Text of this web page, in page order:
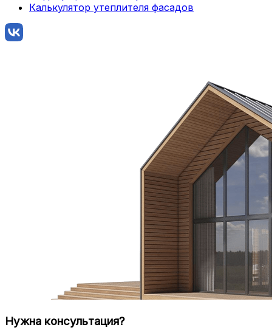
Калькулятор утеплителя фасадов
Нужна консультация?